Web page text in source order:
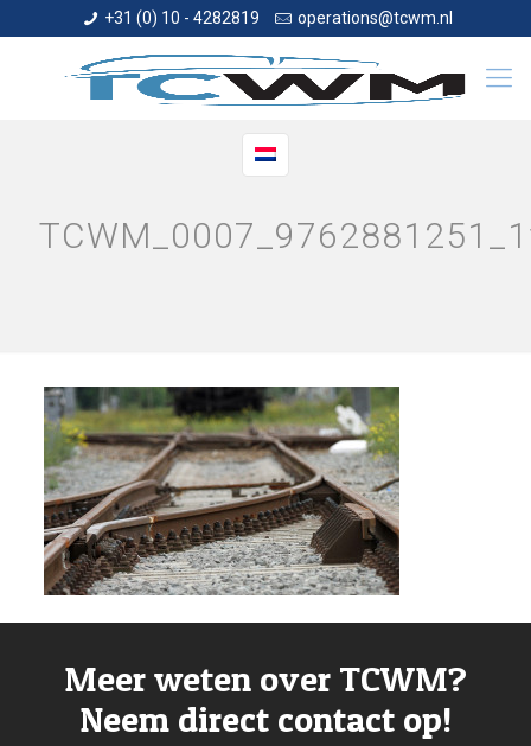
+31 (0) 10 - 4282819 operations@tcwm.nl
Meer weten over TCWM?
Neem direct contact op!